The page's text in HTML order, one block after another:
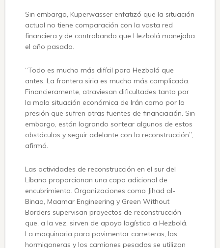
Sin embargo, Kuperwasser enfatizó que la situación
actual no tiene comparación con la vasta red
financiera y de contrabando que Hezbolá manejaba
el año pasado.
“Todo es mucho más difícil para Hezbolá que
antes. La frontera siria es mucho más complicada.
Financieramente, atraviesan dificultades tanto por
la mala situación económica de Irán como por la
presión que sufren otras fuentes de financiación. Sin
embargo, están logrando sortear algunos de estos
obstáculos y seguir adelante con la reconstrucción”,
afirmó.
Las actividades de reconstrucción en el sur del
Líbano proporcionan una capa adicional de
encubrimiento. Organizaciones como Jihad al-
Binaa, Maamar Engineering y Green Without
Borders supervisan proyectos de reconstrucción
que, a la vez, sirven de apoyo logístico a Hezbolá.
La maquinaria para pavimentar carreteras, las
hormigoneras y los camiones pesados ​​se utilizan